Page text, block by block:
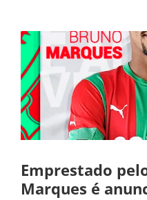
Emprestado
Marques é